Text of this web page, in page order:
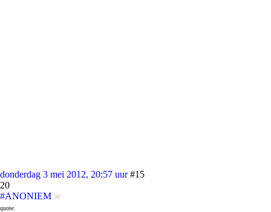
donderdag 3 mei 2012, 20:57 uur #15
20
#ANONIEM
quote: